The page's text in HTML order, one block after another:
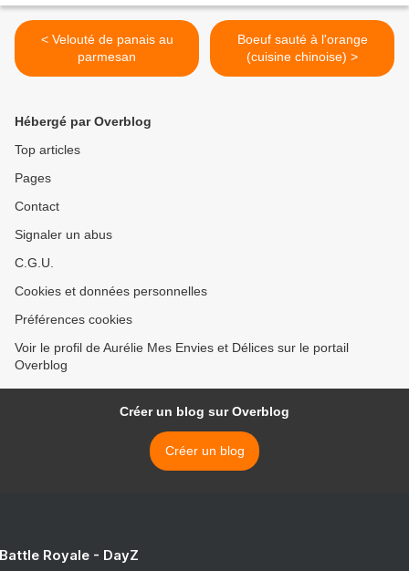
< Velouté de panais au
parmesan
Boeuf sauté à l'orange
(cuisine chinoise) >
Hébergé par Overblog
Top articles
Pages
Contact
Signaler un abus
C.G.U.
Cookies et données personnelles
Préférences cookies
Voir le profil de Aurélie Mes Envies et Délices sur le portail
Overblog
Créer un blog sur Overblog
Créer un blog
Royale - DayZ